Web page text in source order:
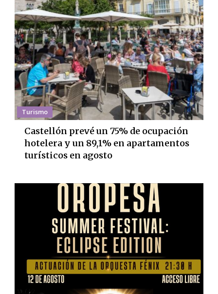
Turismo
Castellón prevé un 75% de ocupación
hotelera y un 89,1% en apartamentos
turísticos en agosto